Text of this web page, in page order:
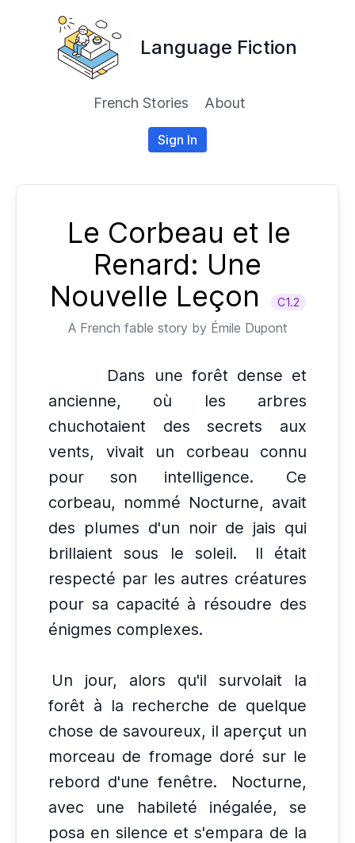
Language Fiction
French Stories About
Sign In
Le Corbeau et le
Renard: Une
Nouvelle Leçon
C1.2
A French fable story by Émile Dupont
Dans une forêt dense et
ancienne, où les arbres
chuchotaient des secrets aux
vents, vivait un corbeau connu
pour son intelligence.
Ce
corbeau, nommé Nocturne, avait
des plumes d'un noir de jais qui
brillaient sous le soleil.
Il était
respecté par les autres créatures
pour sa capacité à résoudre des
énigmes complexes.
Un jour, alors qu'il survolait la
forêt à la recherche de quelque
chose de savoureux, il aperçut un
morceau de fromage doré sur le
rebord d'une fenêtre.
Nocturne,
avec une habileté inégalée, se
posa en silence et s'empara de la